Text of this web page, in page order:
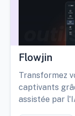
Flowjin
Transformez
captivants
assistée par